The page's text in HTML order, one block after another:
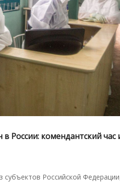
России: комендантский час
субъектов Российской